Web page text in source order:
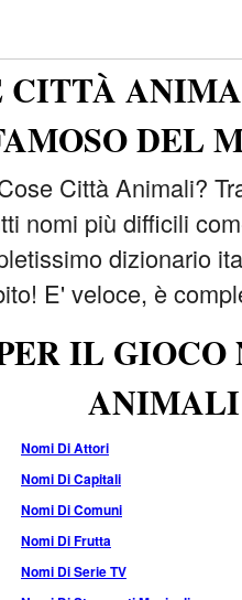
CITTÀ
DEL
Città Animali?
nomi più difficili
dizionario
E' veloce, è
IL
ANIMALI
Nomi Di Attori
Nomi Di Capitali
Nomi Di Comuni
Nomi Di Frutta
Nomi Di Serie TV